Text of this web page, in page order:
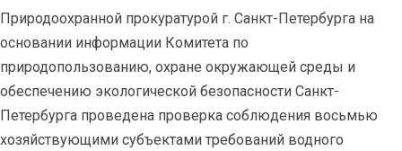
Природоохранной прокуратурой г. Санкт-Петербурга на
основании информации Комитета по
природопользованию, охране окружающей среды и
обеспечению экологической безопасности Санкт-
Петербурга проведена проверка соблюдения восьмью
хозяйствующими субъектами требований водного